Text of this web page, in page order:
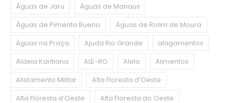
Águas de Jaru
Águas de Manaus
Águas de Pimenta Bueno
Águas de Rolim de Moura
Águas na Praça
Ajuda Rio Grande
alagamentos
Aldeia Karitiana
ALE-RO Alelo
Alimentos
Alistamento Militar
Alta Floresta d'Oeste
Alta Floresta d’Oeste
Alta Floresta do Oeste